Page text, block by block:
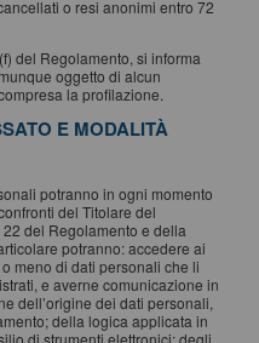
o resi anonimi entro 72
del Regolamento, si informa
oggetto di alcun
la profilazione.
E MODALITÀ
potranno in ogni momento
del Titolare del
del Regolamento e della
potranno: accedere ai
meno di dati personali che li
e averne comunicazione in
dell’origine dei dati personali,
della logica applicata in
di strumenti elettronici; degli